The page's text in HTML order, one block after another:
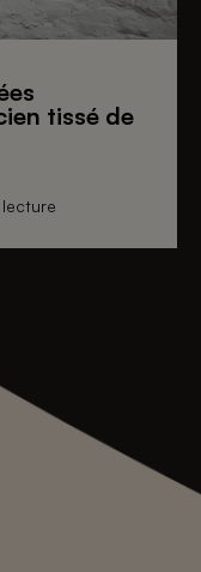
tissé de